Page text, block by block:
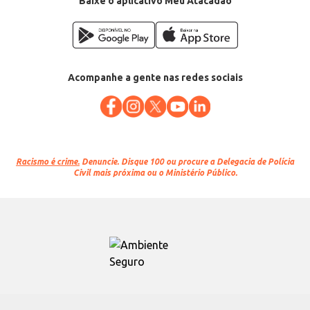
Acompanhe a gente nas redes sociais
Racismo é crime. Denuncie. Disque 100 ou procure a Delegacia de Polícia
Civil mais próxima ou o Ministério Público.